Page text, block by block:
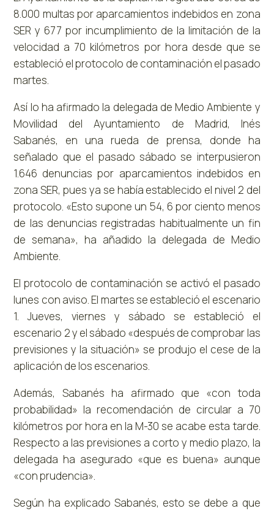
8.000 multas por aparcamientos indebidos en zona
SER y 677 por incumplimiento de la limitación de la
velocidad a 70 kilómetros por hora desde que se
estableció el protocolo de contaminación el pasado
martes.
Así lo ha afirmado la delegada de Medio Ambiente y
Movilidad del Ayuntamiento de Madrid, Inés
Sabanés, en una rueda de prensa, donde ha
señalado que el pasado sábado se interpusieron
1.646 denuncias por aparcamientos indebidos en
zona SER, pues ya se había establecido el nivel 2 del
protocolo. «Esto supone un 54, 6 por ciento menos
de las denuncias registradas habitualmente un fin
de semana», ha añadido la delegada de Medio
Ambiente.
El protocolo de contaminación se activó el pasado
lunes con aviso. El martes se estableció el escenario
1. Jueves, viernes y sábado se estableció el
escenario 2 y el sábado «después de comprobar las
previsiones y la situación» se produjo el cese de la
aplicación de los escenarios.
Además, Sabanés ha afirmado que «con toda
probabilidad» la recomendación de circular a 70
kilómetros por hora en la M-30 se acabe esta tarde.
Respecto a las previsiones a corto y medio plazo, la
delegada ha asegurado «que es buena» aunque
«con prudencia».
Según ha explicado Sabanés, esto se debe a que